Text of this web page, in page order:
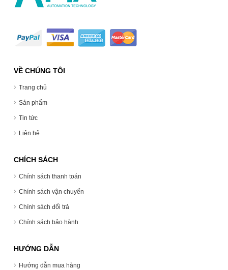
VỀ CHÚNG TÔI
Trang chủ
Sản phẩm
Tin tức
Liên hệ
CHÍCH SÁCH
Chính sách thanh toán
Chính sách vận chuyển
Chính sách đổi trả
Chính sách bảo hành
HƯỚNG DẪN
Hướng dẫn mua hàng